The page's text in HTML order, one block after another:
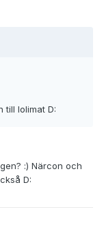
till lolimat D:
:) Närcon och
D: